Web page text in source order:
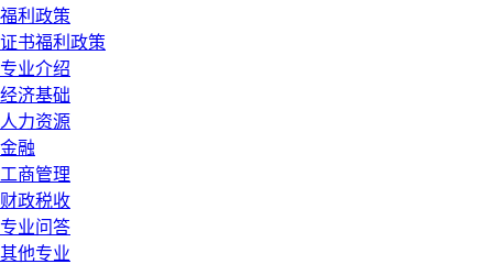
福利政策
证书福利政策
专业介绍
经济基础
人力资源
金融
工商管理
财政税收
专业问答
其他专业